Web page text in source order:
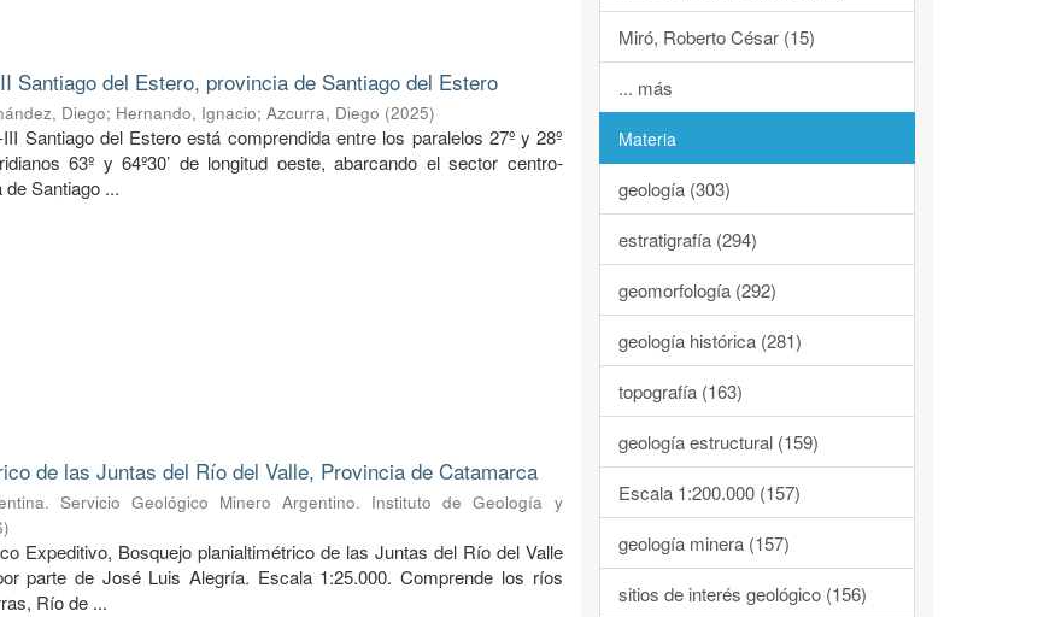
Santiago del Estero, provincia de Santiago del Estero
Diego; Hernando, Ignacio;Azcurra, Diego (2025)
Santiago del Estero está comprendida entre los paralelos 27º y 28º
63º y 64º30’ de longitud oeste, abarcando el sector centro-
Santiago ...
de las Juntas del Río del Valle, Provincia de Catamarca
Servicio Geológico Minero Argentino. Instituto de Geología y
)
Expeditivo, Bosquejo planialtimétrico de las Juntas del Río del Valle
parte de José Luis Alegría. Escala 1:25.000. Comprende los ríos
Río de ...
Miró, Roberto César (15)
... más
Materia
geología (303)
estratigrafía (294)
geomorfología (292)
geología histórica (281)
topografía (163)
geología estructural (159)
Escala 1:200.000 (157)
geología minera (157)
sitios de interés geológico (156)